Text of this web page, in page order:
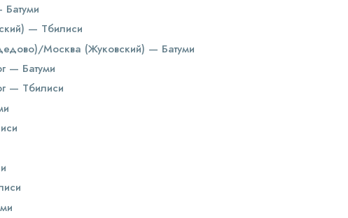
Батуми
— Тбилиси
Москва (Жуковский) — Батуми
— Батуми
— Тбилиси